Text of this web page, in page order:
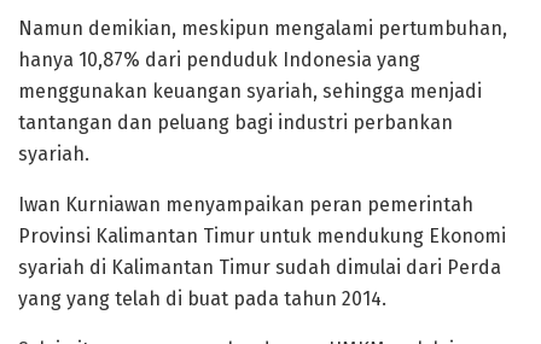
Namun demikian, meskipun mengalami pertumbuhan,
hanya 10,87% dari penduduk Indonesia yang
menggunakan keuangan syariah, sehingga menjadi
tantangan dan peluang bagi industri perbankan
syariah.
Iwan Kurniawan menyampaikan peran pemerintah
Provinsi Kalimantan Timur untuk mendukung Ekonomi
syariah di Kalimantan Timur sudah dimulai dari Perda
yang yang telah di buat pada tahun 2014.